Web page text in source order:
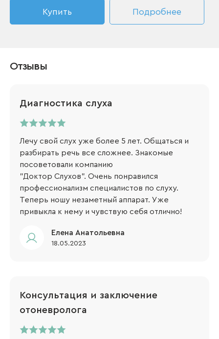
Купить Подробнее
Отзывы
Диагностика слуха
Лечу свой слух уже более 5 лет. Общаться и
разбирать речь все сложнее. Знакомые
посоветовали компанию
"Доктор Слухов". Очень понравился
профессионализм специалистов по слуху.
Теперь ношу незаметный аппарат. Уже
привыкла к нему и чувствую себя отлично!
Елена Анатольевна
18.05.2023
Консультация и заключение
отоневролога